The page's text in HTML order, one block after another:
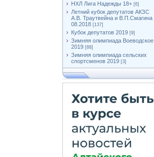
НХЛ Лига Надежды 18+ [6]
Летний кубок депутатов АКЗС
А.В. Траутвейна и В.П.Смагина
08.2018 [137]
Кубок депутатов 2019 [9]
Зимняя олимпиада Воеводское
2019 [88]
Зимняя олимпиада сельских
спортсменов 2019 [3]